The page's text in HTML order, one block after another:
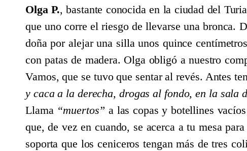
Olga P., bastante conocida en la ciudad del
que uno corre el riesgo de llevarse una bronca.
doña por alejar una silla unos quince
con patas de madera. Olga obligó a nuestro
Vamos, que se tuvo que sentar al revés. Antes
y caca a la derecha, drogas al fondo, en la sala
Llama “muertos” a las copas y botellines
que, de vez en cuando, se acerca a tu mesa
soporta que los ceniceros tengan más de tres